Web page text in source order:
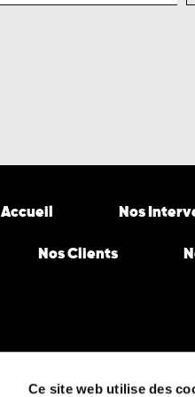
Ce site web utilise des
Accueil Nos
Nos Clients